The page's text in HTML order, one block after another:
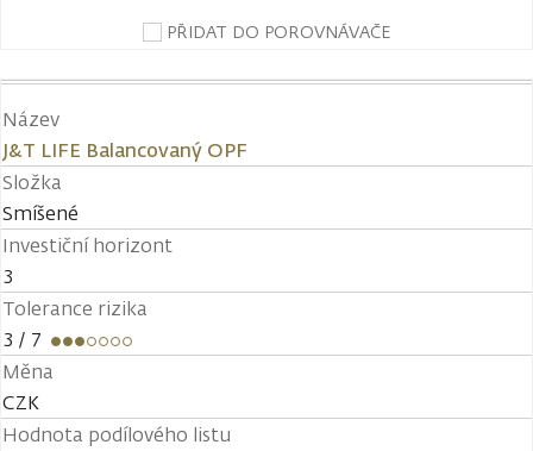
PŘIDAT DO POROVNÁVAČE
Název
J&T LIFE Balancovaný OPF
Složka
Smíšené
Investiční horizont
3
Tolerance rizika
3 / 7
Měna
CZK
Hodnota podílového listu